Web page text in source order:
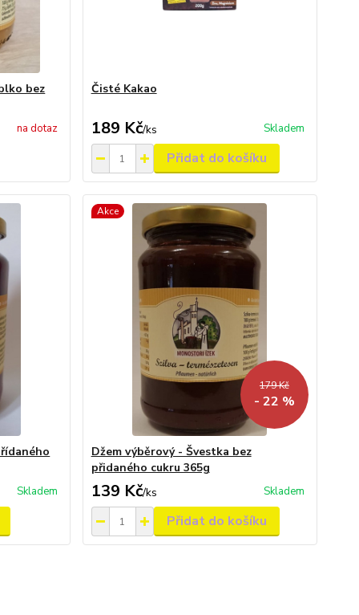
bez
na dotaz
Čisté Kakao
189 Kč/ks Skladem
Přidat do košíku
Skladem
Akce
179 Kč
- 22 %
Džem výběrový - Švestka bez
přidaného cukru 365g
139 Kč/ks Skladem
Přidat do košíku